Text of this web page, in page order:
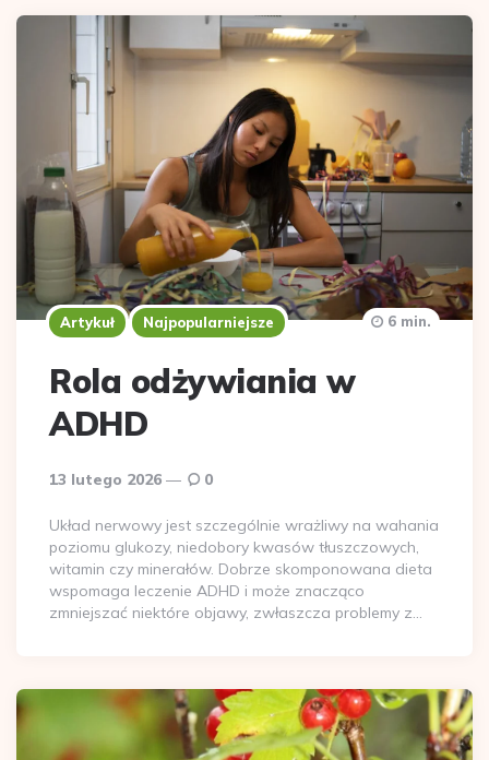
Artykuł Najpopularniejsze
Rola odżywiania w
ADHD
13 lutego 2026 0
6 min.
Układ nerwowy jest szczególnie wrażliwy na wahania
poziomu glukozy, niedobory kwasów tłuszczowych,
witamin czy minerałów. Dobrze skomponowana dieta
wspomaga leczenie ADHD i może znacząco
zmniejszać niektóre objawy, zwłaszcza problemy z…